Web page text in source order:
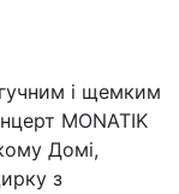
і щемким
MONATIK
Домі,
з